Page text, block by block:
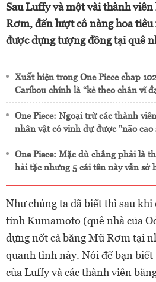
Sau Luffy và một vài thành viên
Rơm, đến lượt cô nàng hoa
được dựng tượng đồng tại quê
Xuất hiện trong One Piece chap
Caribou chính là “kẻ theo chân vĩ
One Piece: Ngoại trừ các thành
nhân vật có vinh dự được "não
One Piece: Mặc dù chẳng phải là
hải tặc nhưng 5 cái tên này vẫn sở
Như chúng ta đã biết thì sau
tỉnh Kumamoto (quê nhà của
dựng nốt cả băng Mũ Rơm tại
quanh tỉnh này. Nói để bạn
của Luffy và các thành viên